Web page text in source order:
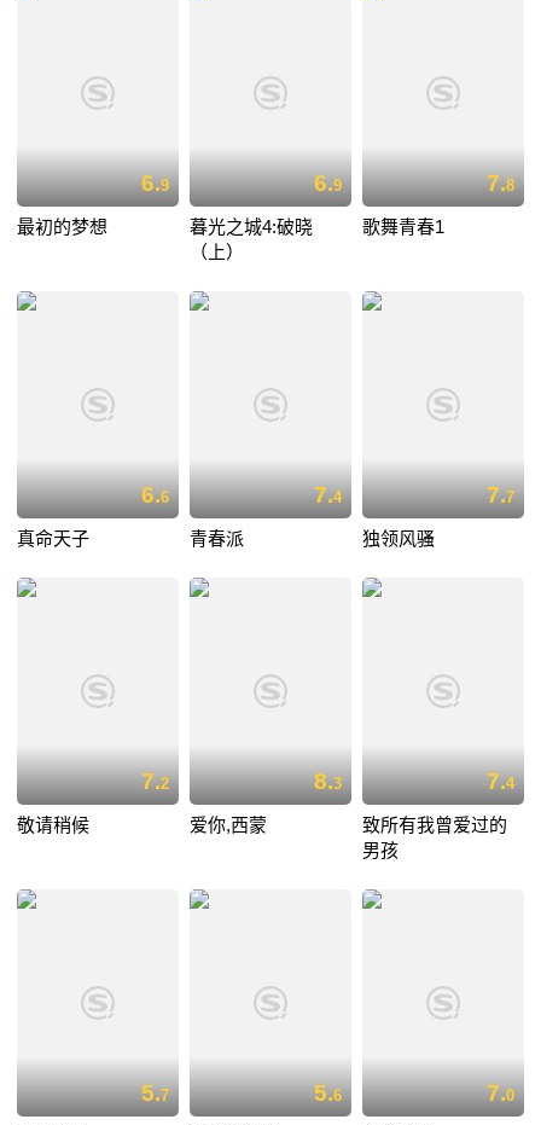
6.9
最初的梦想
6.9
暮光之城4:破晓
（上）
7.8
歌舞青春1
6.6
真命天子
7.4
青春派
7.7
独领风骚
7.2
敬请稍候
8.3
爱你,西蒙
7.4
致所有我曾爱过的
男孩
5.7 5.6 7.0